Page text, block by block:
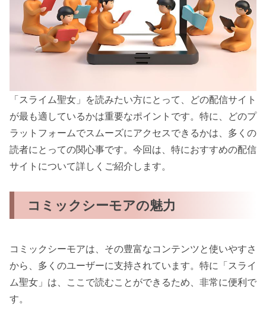
「スライム聖女」を読みたい方にとって、どの配信サイト
が最も適しているかは重要なポイントです。特に、どのプ
ラットフォームでスムーズにアクセスできるかは、多くの
読者にとっての関心事です。今回は、特におすすめの配信
サイトについて詳しくご紹介します。
コミックシーモアの魅力
コミックシーモアは、その豊富なコンテンツと使いやすさ
から、多くのユーザーに支持されています。特に「スライ
ム聖女」は、ここで読むことができるため、非常に便利で
す。